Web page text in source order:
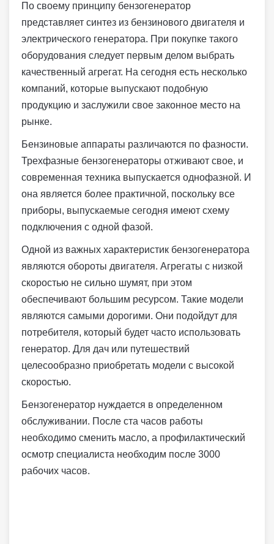
По своему принципу бензогенератор
представляет синтез из бензинового двигателя и
электрического генератора. При покупке такого
оборудования следует первым делом выбрать
качественный агрегат. На сегодня есть несколько
компаний, которые выпускают подобную
продукцию и заслужили свое законное место на
рынке.
Бензиновые аппараты различаются по фазности.
Трехфазные бензогенераторы отживают свое, и
современная техника выпускается однофазной. И
она является более практичной, поскольку все
приборы, выпускаемые сегодня имеют схему
подключения с одной фазой.
Одной из важных характеристик бензогенератора
являются обороты двигателя. Агрегаты с низкой
скоростью не сильно шумят, при этом
обеспечивают большим ресурсом. Такие модели
являются самыми дорогими. Они подойдут для
потребителя, который будет часто использовать
генератор. Для дач или путешествий
целесообразно приобретать модели с высокой
скоростью.
Бензогенератор нуждается в определенном
обслуживании. После ста часов работы
необходимо сменить масло, а профилактический
осмотр специалиста необходим после 3000
рабочих часов.